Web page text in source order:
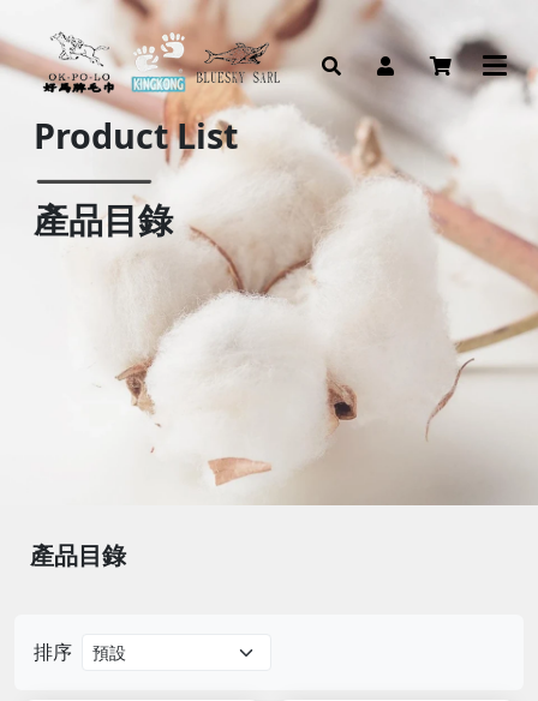
Product List
產品目錄
排序
產品目錄